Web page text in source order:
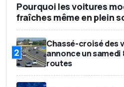
Pourquoi les voitures
fraîches même en plein
2
Chassé-croisé des
annonce un
routes